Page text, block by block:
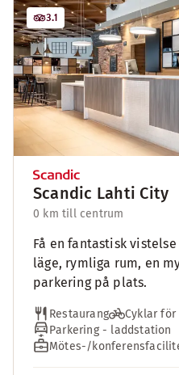
3.1
Scandic Lahti City
0 km till centrum
Få en fantastisk
läge, rymliga rum, en
parkering på plats.
Restaurang
Cyklar
Parkering - laddstation
Mötes-/